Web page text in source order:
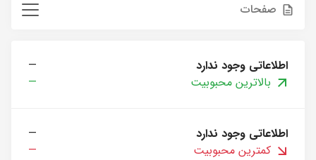
صفحات
اطلاعاتی وجود ندارد
—
بالاترین محبوبیت
—
اطلاعاتی وجود ندارد
—
کمترین محبوبیت
—